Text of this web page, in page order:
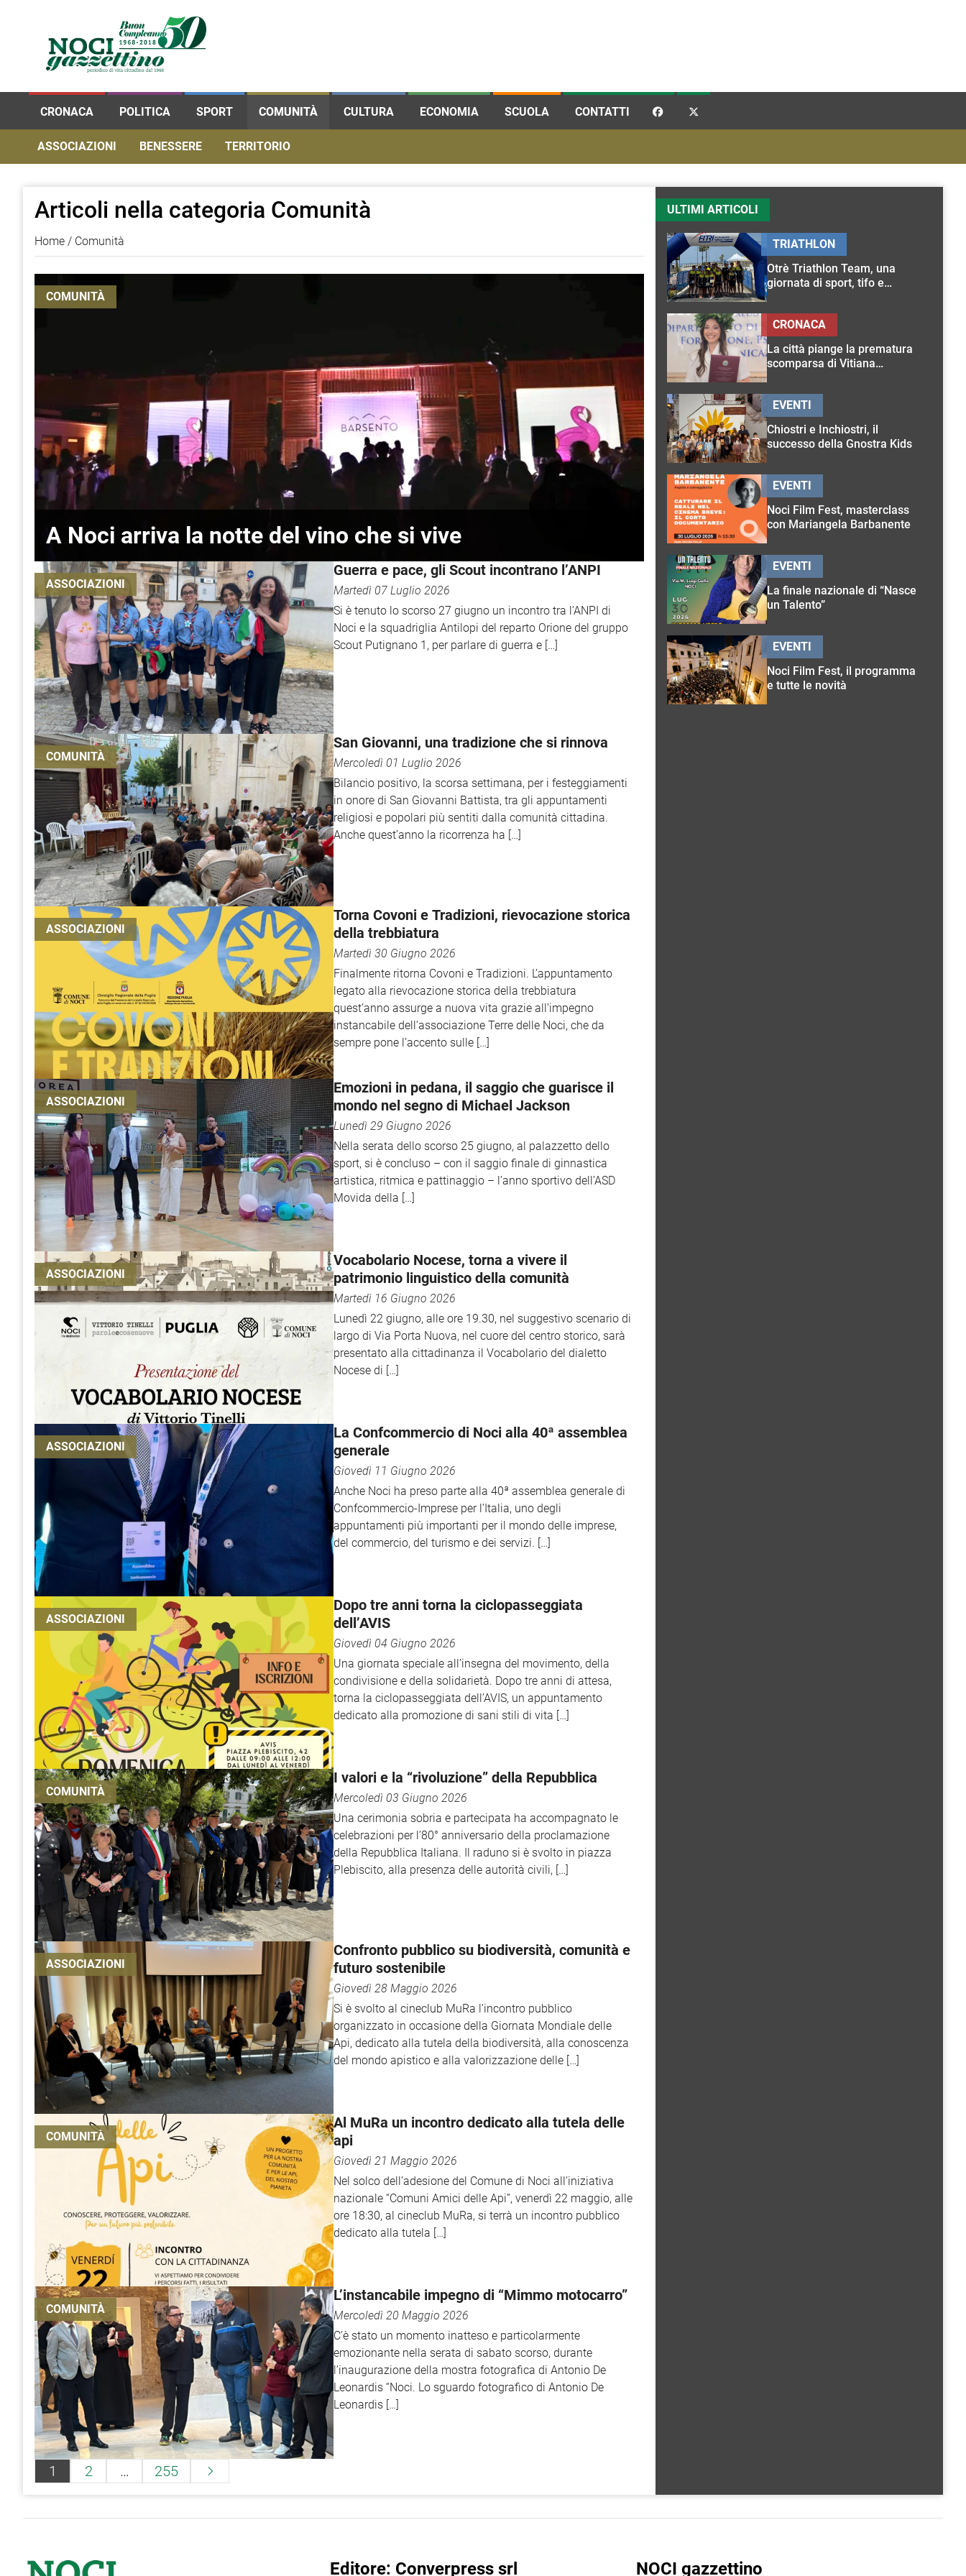
CRONACA POLITICA SPORT COMUNITÀ CULTURA ECONOMIA SCUOLA CONTATTI  
ASSOCIAZIONI BENESSERE TERRITORIO
Articoli nella categoria Comunità
Home Comunità
A Noci arriva la notte del vino che si vive
COMUNITÀ
ASSOCIAZIONI
Guerra e pace, gli Scout incontrano l’ANPI
Martedì 07 Luglio 2026
Si è tenuto lo scorso 27 giugno un incontro tra l’ANPI di
Noci e la squadriglia Antilopi del reparto Orione del gruppo
Scout Putignano 1, per parlare di guerra e […]
COMUNITÀ
San Giovanni, una tradizione che si rinnova
Mercoledì 01 Luglio 2026
Bilancio positivo, la scorsa settimana, per i festeggiamenti
in onore di San Giovanni Battista, tra gli appuntamenti
religiosi e popolari più sentiti dalla comunità cittadina.
Anche quest’anno la ricorrenza ha […]
ASSOCIAZIONI
Torna Covoni e Tradizioni, rievocazione storica
della trebbiatura
Martedì 30 Giugno 2026
Finalmente ritorna Covoni e Tradizioni. L’appuntamento
legato alla rievocazione storica della trebbiatura
quest’anno assurge a nuova vita grazie all’impegno
instancabile dell’associazione Terre delle Noci, che da
sempre pone l’accento sulle […]
ASSOCIAZIONI
Emozioni in pedana, il saggio che guarisce il
mondo nel segno di Michael Jackson
Lunedì 29 Giugno 2026
Nella serata dello scorso 25 giugno, al palazzetto dello
sport, si è concluso – con il saggio finale di ginnastica
artistica, ritmica e pattinaggio – l’anno sportivo dell’ASD
Movida della […]
ASSOCIAZIONI
Vocabolario Nocese, torna a vivere il
patrimonio linguistico della comunità
Martedì 16 Giugno 2026
Lunedì 22 giugno, alle ore 19.30, nel suggestivo scenario di
largo di Via Porta Nuova, nel cuore del centro storico, sarà
presentato alla cittadinanza il Vocabolario del dialetto
Nocese di […]
ASSOCIAZIONI
La Confcommercio di Noci alla 40ª assemblea
generale
Giovedì 11 Giugno 2026
Anche Noci ha preso parte alla 40ª assemblea generale di
Confcommercio-Imprese per l’Italia, uno degli
appuntamenti più importanti per il mondo delle imprese,
del commercio, del turismo e dei servizi. […]
ASSOCIAZIONI
Dopo tre anni torna la ciclopasseggiata
dell’AVIS
Giovedì 04 Giugno 2026
Una giornata speciale all’insegna del movimento, della
condivisione e della solidarietà. Dopo tre anni di attesa,
torna la ciclopasseggiata dell’AVIS, un appuntamento
dedicato alla promozione di sani stili di vita […]
COMUNITÀ
I valori e la “rivoluzione” della Repubblica
Mercoledì 03 Giugno 2026
Una cerimonia sobria e partecipata ha accompagnato le
celebrazioni per l’80° anniversario della proclamazione
della Repubblica Italiana. Il raduno si è svolto in piazza
Plebiscito, alla presenza delle autorità civili, […]
ASSOCIAZIONI
Confronto pubblico su biodiversità, comunità e
futuro sostenibile
Giovedì 28 Maggio 2026
Si è svolto al cineclub MuRa l’incontro pubblico
organizzato in occasione della Giornata Mondiale delle
Api, dedicato alla tutela della biodiversità, alla conoscenza
del mondo apistico e alla valorizzazione delle […]
COMUNITÀ
Al MuRa un incontro dedicato alla tutela delle
api
Giovedì 21 Maggio 2026
Nel solco dell’adesione del Comune di Noci all’iniziativa
nazionale “Comuni Amici delle Api”, venerdì 22 maggio, alle
ore 18:30, al cineclub MuRa, si terrà un incontro pubblico
dedicato alla tutela […]
COMUNITÀ
L’instancabile impegno di “Mimmo motocarro”
Mercoledì 20 Maggio 2026
C’è stato un momento inatteso e particolarmente
emozionante nella serata di sabato scorso, durante
l’inaugurazione della mostra fotografica di Antonio De
Leonardis “Noci. Lo sguardo fotografico di Antonio De
Leonardis […]
Paginazione
articoli
1 2 … 255 
ULTIMI ARTICOLI
Otrè Triathlon Team, una
giornata di sport, tifo e
TRIATHLON
La città piange la prematura
scomparsa di Vitiana
CRONACA
Chiostri e Inchiostri, il
successo della Gnostra Kids
EVENTI
Noci Film Fest, masterclass
con Mariangela Barbanente
EVENTI
La finale nazionale di “Nasce
un Talento”
EVENTI
Noci Film Fest, il programma
e tutte le novità
EVENTI
Editore: Converpress srl NOCI gazzettino